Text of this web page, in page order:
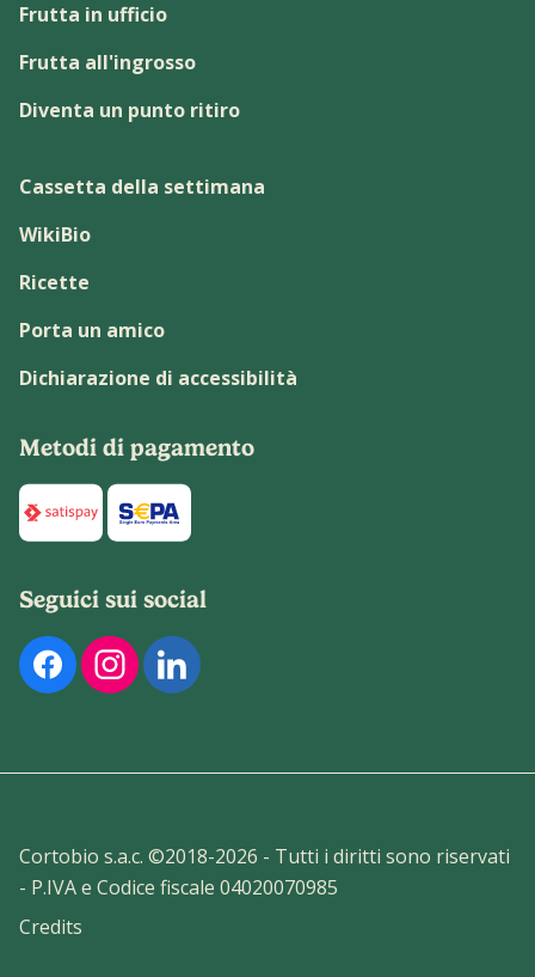
Frutta in ufficio
Frutta all'ingrosso
Diventa un punto ritiro
Cassetta della settimana
WikiBio
Ricette
Porta un amico
Dichiarazione di accessibilità
Metodi di pagamento
Di seguito sono elencati i metodi di pagamento
Seguici sui social
Di seguito sono elencati i nostri profili social ufficiali.
Cortobio s.a.c. ©2018-2026 - Tutti i diritti sono riservati
- P.IVA e Codice fiscale 04020070985
Credits